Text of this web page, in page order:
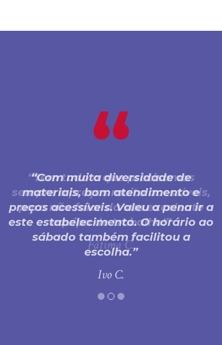
Com muita diversidade de
materiais, bom atendimento e
preços acessíveis. Valeu a pena ir a
este estabelecimento. O horário ao
sábado também facilitou a
escolha.
Ivo C.